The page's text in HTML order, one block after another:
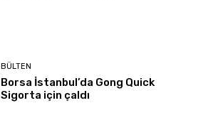
BÜLTEN
Borsa İstanbul’da Gong Quick
Sigorta için çaldı